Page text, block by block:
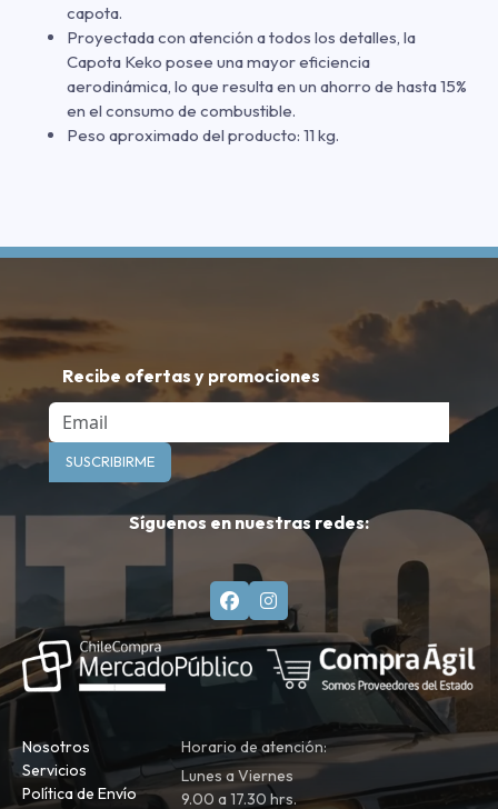
capota.
Proyectada con atención a todos los detalles, la
Capota Keko posee una mayor eficiencia
aerodinámica, lo que resulta en un ahorro de hasta 15%
en el consumo de combustible.
Peso aproximado del producto: 11 kg.
Recibe ofertas y promociones
Email
SUSCRIBIRME
Síguenos en nuestras redes:
Nosotros
Servicios
Política de Envío
Horario de atención:
Lunes a Viernes
9.00 a 17.30 hrs.